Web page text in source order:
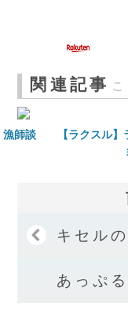
関連記事
漁師談 【ラクスル
キセル
あっぷ